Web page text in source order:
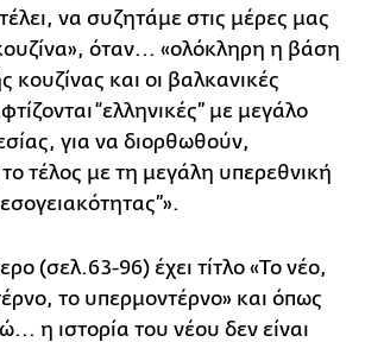
να συζητάμε στις μέρες μας
όταν... «ολόκληρη η βάση
κουζίνας και οι βαλκανικές
“ελληνικές” με μεγάλο
για να διορθωθούν,
τέλος με τη μεγάλη υπερεθνική
(σελ.63-96) έχει τίτλο «Το νέο,
το υπερμοντέρνο» και όπως
η ιστορία του νέου δεν είναι